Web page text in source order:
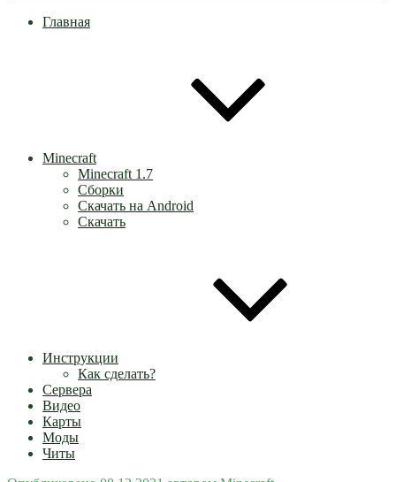
Главная
Minecraft
Minecraft 1.7
Сборки
Скачать на Android
Скачать
Инструкции
Как сделать?
Сервера
Видео
Карты
Моды
Читы